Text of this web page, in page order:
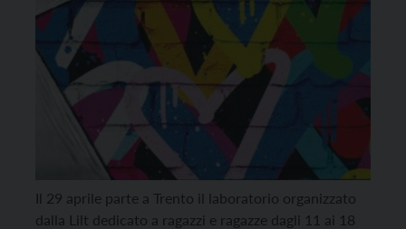
Il 29 aprile parte a Trento il laboratorio organizzato
dalla Lilt dedicato a ragazzi e ragazze dagli 11 ai 18